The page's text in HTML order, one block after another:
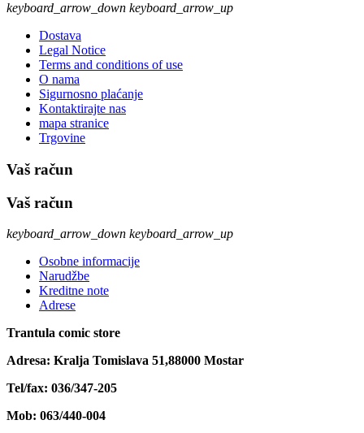
keyboard_arrow_down keyboard_arrow_up
Dostava
Legal Notice
Terms and conditions of use
O nama
Sigurnosno plaćanje
Kontaktirajte nas
mapa stranice
Trgovine
Vaš račun
Vaš račun
keyboard_arrow_down keyboard_arrow_up
Osobne informacije
Narudžbe
Kreditne note
Adrese
Trantula comic store
Adresa: Kralja Tomislava 51,88000 Mostar
Tel/fax: 036/347-205
Mob: 063/440-004